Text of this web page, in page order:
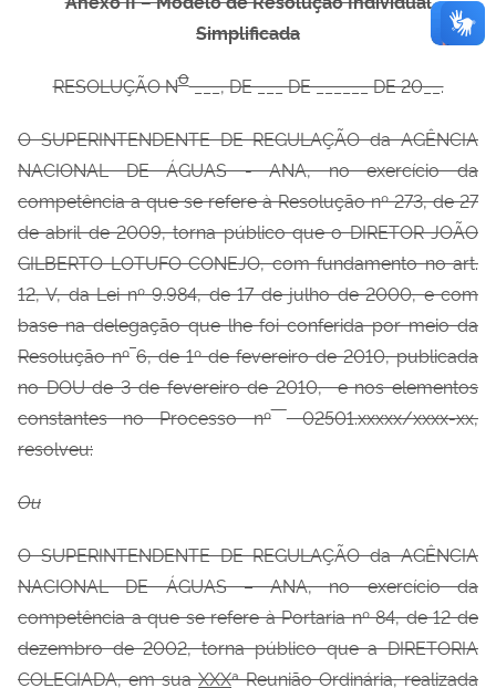
Simplificada
RESOLUÇÃO No___, DE ___ DE ______ DE 20__.
O SUPERINTENDENTE DE REGULAÇÃO da AGÊNCIA
NACIONAL DE ÁGUAS - ANA, no exercício da
competência a que se refere à Resolução nº273, de 27
de abril de 2009, torna público que o DIRETOR JOÃO
GILBERTO LOTUFO CONEJO, com fundamento no art.
12, V, da Lei nº9.984, de 17 de julho de 2000, e com
base na delegação que lhe foi conferida por meio da
Resolução nº 6, de 1ºde fevereiro de 2010, publicada
no DOU de 3 de fevereiro de 2010, e nos elementos
constantes no Processo nº
02501.xxxxx/xxxx-xx,
resolveu:
Ou
O SUPERINTENDENTE DE REGULAÇÃO da AGÊNCIA
NACIONAL DE ÁGUAS – ANA, no exercício da
competência a que se refere à Portaria nº84, de 12 de
dezembro de 2002, torna público que a DIRETORIA
COLEGIADA, em suaXXXª Reunião Ordinária, realizada